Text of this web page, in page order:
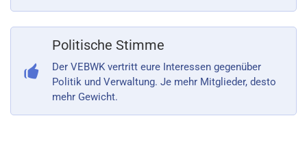
Politische Stimme
Der VEBWK vertritt eure Interessen gegenüber
Politik und Verwaltung. Je mehr Mitglieder, desto
mehr Gewicht.